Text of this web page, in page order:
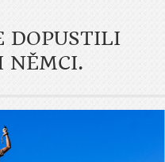
DOPUSTILI
NĚMCI.